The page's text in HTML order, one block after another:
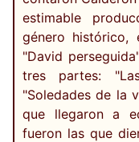
estimable
género histórico,
"David
tres partes:
"Soledades de la
que llegaron a
fueron las que